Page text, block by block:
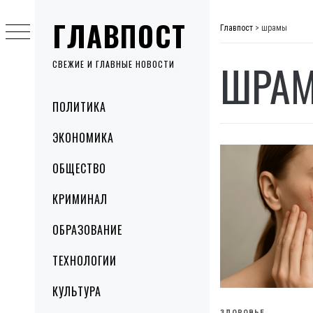
ГЛАВПОСТ
СВЕЖИЕ И ГЛАВНЫЕ НОВОСТИ
MenuПОЛИТИКА
ЭКОНОМИКА
ОБЩЕСТВО
КРИМИНАЛ
ОБРАЗОВАНИЕ
ТЕХНОЛОГИИ
КУЛЬТУРА
to
content
Главпост > шрамы